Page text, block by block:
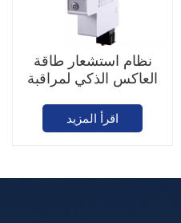
نظام استشعار طاقة
العاكس الذكي لمراقبة
اقرأ المزيد